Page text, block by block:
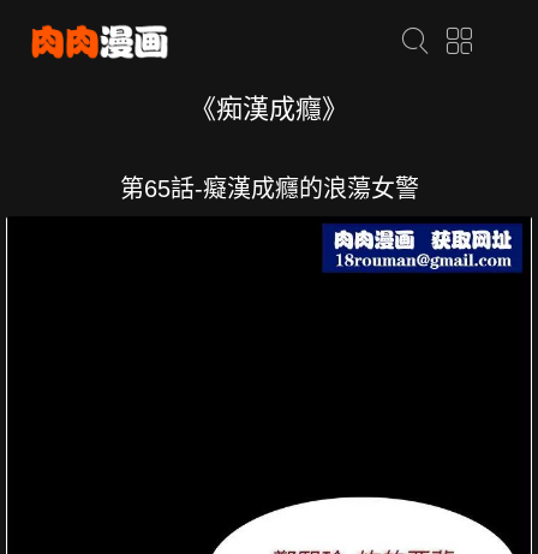
《痴漢成癮》
第65話-癡漢成癮的浪蕩女警